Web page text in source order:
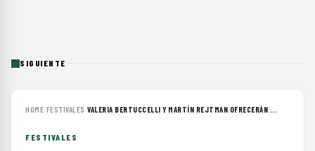
SIGUIENTE
HOME›FESTIVALES ›VALERIA BERTUCCELLI Y MARTÍN REJTMAN OFRECERÁN ...
FESTIVALES